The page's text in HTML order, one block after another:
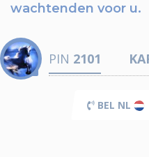
wachtenden voor u.
PIN 2101
BEL NL